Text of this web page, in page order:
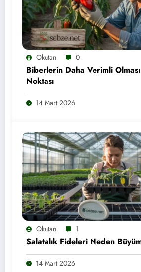
Okutan 0
Biberlerin Daha Verimli
Noktası
14 Mart 2026
Okutan 1
Salatalık Fideleri Neden
14 Mart 2026